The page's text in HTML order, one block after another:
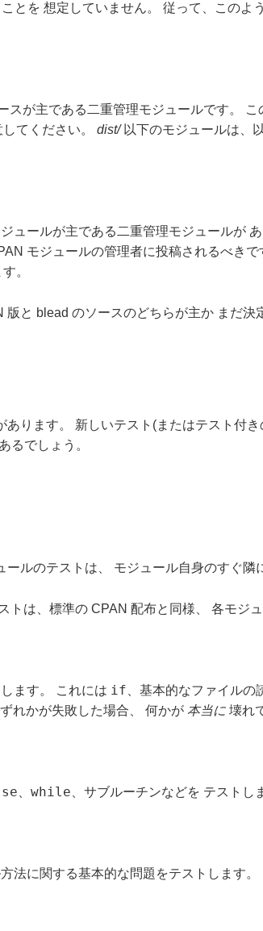
とを 想定していません。 従って、この
スが主である二重管理モジュールです。
てください。 dist/以下のモジュールは、
ュールが主である二重管理モジュールが
モジュールの管理者に投稿されるべき
。
と blead のソースのどちらが主か まだ
ります。 新しいテスト(またはテスト付
るでしょう。
ルのテストは、 モジュール自身のすぐ隣
トは、標準の CPAN 配布と同様、 各モジ
ます。 これには if 、基本的なファイル
れかが失敗した場合、 何かが 本当に壊れ
while 、サブルーチンなどを テストし
法に関する基本的な問題をテストします。